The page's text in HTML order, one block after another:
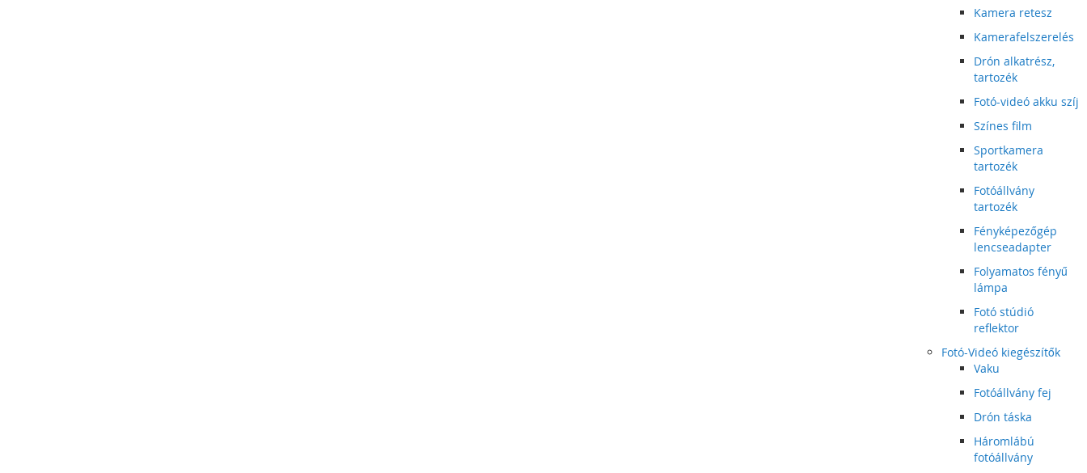
Kamera retesz
Kamerafelszerelés
Drón alkatrész,
tartozék
Fotó-videó akku szíj
Színes film
Sportkamera
tartozék
Fotóállvány
tartozék
Fényképezőgép
lencseadapter
Folyamatos fényű
lámpa
Fotó stúdió
reflektor
Fotó-Videó kiegészítők
Vaku
Fotóállvány fej
Drón táska
Háromlábú
fotóállvány